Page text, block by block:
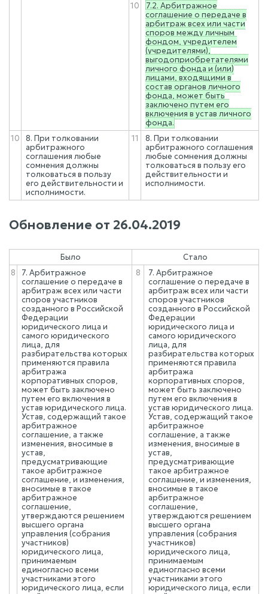
10
7.2. Арбитражное
соглашение о передаче в
арбитраж всех или части
споров между личным
фондом, учредителем
(учредителями),
выгодоприобретателями
личного фонда и (или)
лицами, входящими в
состав органов личного
фонда, может быть
заключено путем его
включения в устав личного
фонда.
10
8. При толковании
арбитражного
соглашения любые
сомнения должны
толковаться в пользу
его действительности и
исполнимости.
11
8. При толковании
арбитражного соглашения
любые сомнения должны
толковаться в пользу его
действительности и
исполнимости.
Обновление от 26.04.2019
Было
Стало
8
7. Арбитражное
соглашение о передаче в
арбитраж всех или части
споров участников
созданного в Российской
Федерации
юридического лица и
самого юридического
лица, для
разбирательства которых
применяются правила
арбитража
корпоративных споров,
может быть заключено
путем его включения в
устав юридического лица.
Устав, содержащий такое
арбитражное
соглашение, а также
изменения, вносимые в
устав,
предусматривающие
такое арбитражное
соглашение, и изменения,
вносимые в такое
арбитражное
соглашение,
утверждаются решением
высшего органа
управления (собрания
участников)
юридического лица,
принимаемым
единогласно всеми
участниками этого
юридического лица, если
8
7. Арбитражное
соглашение о передаче в
арбитраж всех или части
споров участников
созданного в Российской
Федерации
юридического лица и
самого юридического
лица, для
разбирательства которых
применяются правила
арбитража
корпоративных споров,
может быть заключено
путем его включения в
устав юридического лица.
Устав, содержащий такое
арбитражное
соглашение, а также
изменения, вносимые в
устав,
предусматривающие
такое арбитражное
соглашение, и изменения,
вносимые в такое
арбитражное
соглашение,
утверждаются решением
высшего органа
управления (собрания
участников)
юридического лица,
принимаемым
единогласно всеми
участниками этого
юридического лица, если